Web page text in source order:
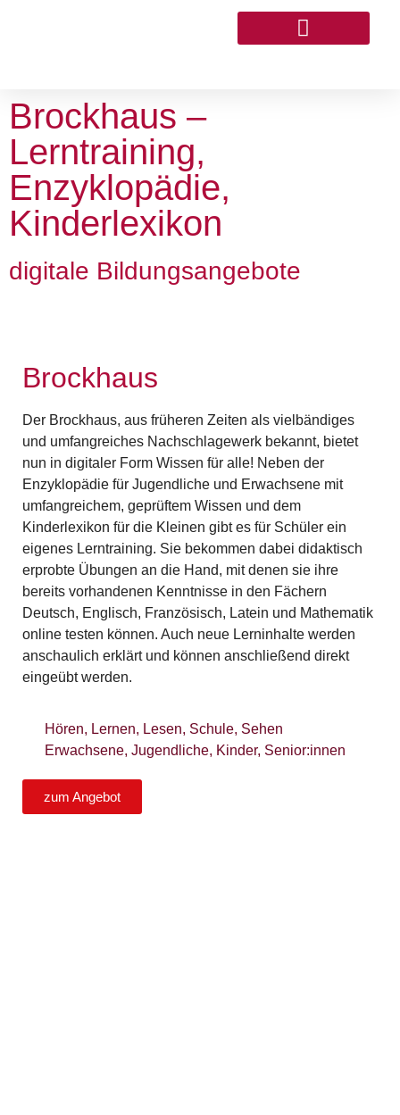
Brockhaus –
Lerntraining,
Enzyklopädie,
Kinderlexikon
digitale Bildungsangebote
Brockhaus
Der Brockhaus, aus früheren Zeiten als vielbändiges
und umfangreiches Nachschlagewerk bekannt, bietet
nun in digitaler Form Wissen für alle! Neben der
Enzyklopädie für Jugendliche und Erwachsene mit
umfangreichem, geprüftem Wissen und dem
Kinderlexikon für die Kleinen gibt es für Schüler ein
eigenes Lerntraining. Sie bekommen dabei didaktisch
erprobte Übungen an die Hand, mit denen sie ihre
bereits vorhandenen Kenntnisse in den Fächern
Deutsch, Englisch, Französisch, Latein und Mathematik
online testen können. Auch neue Lerninhalte werden
anschaulich erklärt und können anschließend direkt
eingeübt werden.
Hören, Lernen, Lesen, Schule, Sehen
Erwachsene, Jugendliche, Kinder, Senior:innen
zum Angebot